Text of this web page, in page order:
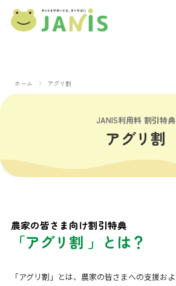
ホーム アグリ割
JANIS利用料 割引特典
アグリ割
農家の皆さま向け割引特典
「アグリ割 」とは？
「アグリ割」とは、農家の皆さまへの支援お